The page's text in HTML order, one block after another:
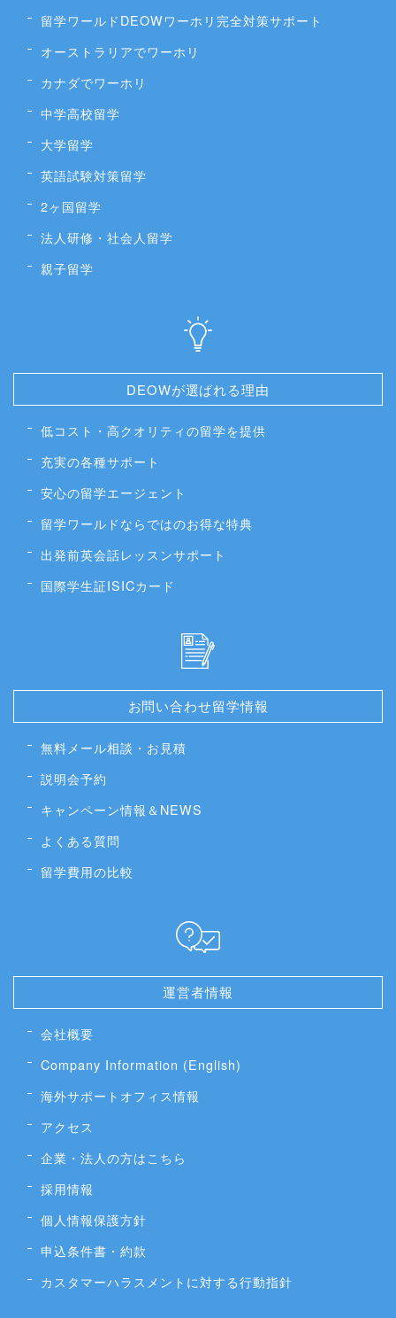
留学ワールドDEOWワーホリ完全対策サポート
オーストラリアでワーホリ
カナダでワーホリ
中学高校留学
大学留学
英語試験対策留学
2ヶ国留学
法人研修・社会人留学
親子留学
DEOWが選ばれる理由
低コスト・高クオリティの留学を提供
充実の各種サポート
安心の留学エージェント
留学ワールドならではのお得な特典
出発前英会話レッスンサポート
国際学生証ISICカード
お問い合わせ留学情報
無料メール相談・お見積
説明会予約
キャンペーン情報＆NEWS
よくある質問
留学費用の比較
運営者情報
会社概要
Company Information (English)
海外サポートオフィス情報
アクセス
企業・法人の方はこちら
採用情報
個人情報保護方針
申込条件書・約款
カスタマーハラスメントに対する行動指針